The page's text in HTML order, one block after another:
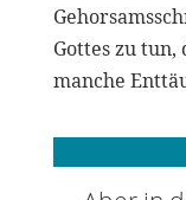
Gottes zu
manche